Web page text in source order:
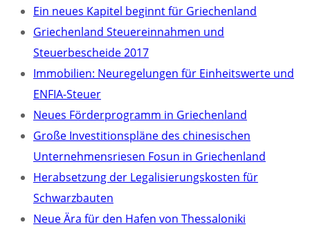
Ein neues Kapitel beginnt für Griechenland
Griechenland Steuereinnahmen und
Steuerbescheide 2017
Immobilien: Neuregelungen für Einheitswerte und
ENFIA-Steuer
Neues Förderprogramm in Griechenland
Große Investitionspläne des chinesischen
Unternehmensriesen Fosun in Griechenland
Herabsetzung der Legalisierungskosten für
Schwarzbauten
Neue Ära für den Hafen von Thessaloniki